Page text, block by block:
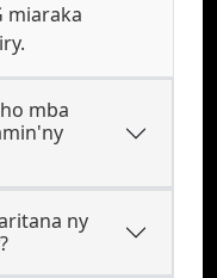
miaraka
mba
ny